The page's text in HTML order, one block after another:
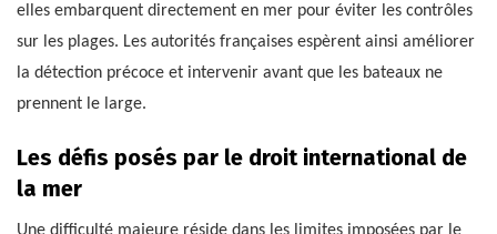
elles embarquent directement en mer pour éviter les contrôles
sur les plages. Les autorités françaises espèrent ainsi améliorer
la détection précoce et intervenir avant que les bateaux ne
prennent le large.
Les défis posés par le droit international de
la mer
Une difficulté majeure réside dans les limites imposées par le